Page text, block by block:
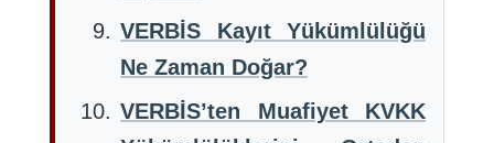
VERBİS Kayıt Yükümlülüğü
Ne Zaman Doğar?
VERBİS’ten Muafiyet KVKK